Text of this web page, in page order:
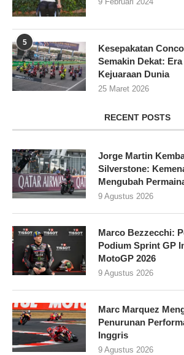
5
Kesepakatan
Semakin Dekat:
Kejuaraan Dunia
25 Maret 2026
RECENT POSTS
Jorge Martin
Silverstone:
Mengubah
9 Agustus 2026
Marco Bezzecchi:
Podium Sprint GP
MotoGP 2026
9 Agustus 2026
Marc Marquez
Penurunan
Inggris
9 Agustus 2026